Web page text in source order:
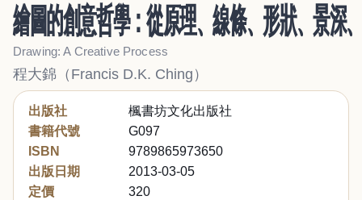
繪圖的創意哲學：從原理、線條、形狀、景深
Drawing: A Creative Process
程大錦（Francis D.K. Ching）
出版社
楓書坊文化出版社
書籍代號
G097
ISBN
9789865973650
出版日期
2013-03-05
定價
320